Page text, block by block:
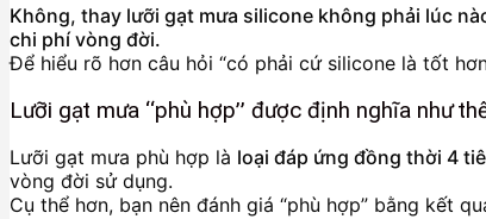
Không, thay lưỡi gạt mưa silicone không phải lúc
chi phí vòng đời.
Để hiểu rõ hơn câu hỏi “có phải cứ silicone là tốt
Lưỡi gạt mưa “phù hợp” được định nghĩa như
Lưỡi gạt mưa phù hợp là loại đáp ứng đồng thời 4
vòng đời sử dụng.
Cụ thể hơn, bạn nên đánh giá “phù hợp” bằng kết